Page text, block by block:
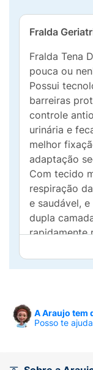
Fralda
Fralda Tena
pouca ou
Possui
barreiras
controle
urinária e
melhor
adaptação
Com tecido
respiração
e saudável,
dupla
rapidamente
do corpo.
Proteção e
Camada
excepcional
Sistema
A Araujo tem
Posso te